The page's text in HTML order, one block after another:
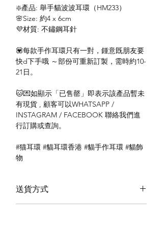
❇️產品: 舉手貓波波耳環（HM233）
🌸Size: 約4 x 6cm
💜材質: 不鏽鋼耳針
💟每款手作耳環只有一對，鍾意既朋友要
快d下手哦 ～部份可重新訂製，需時約10-
21日。
🐱💌如顯示「已售罄」即表示該產品暫未
有現貨 , 顧客可以WHATSAPP /
INSTAGRAM / FACEBOOK 聯絡我們進
行訂購或查詢。
#猫耳環 #貓耳環香港 #貓手作耳環 #貓飾
物
送貨方式